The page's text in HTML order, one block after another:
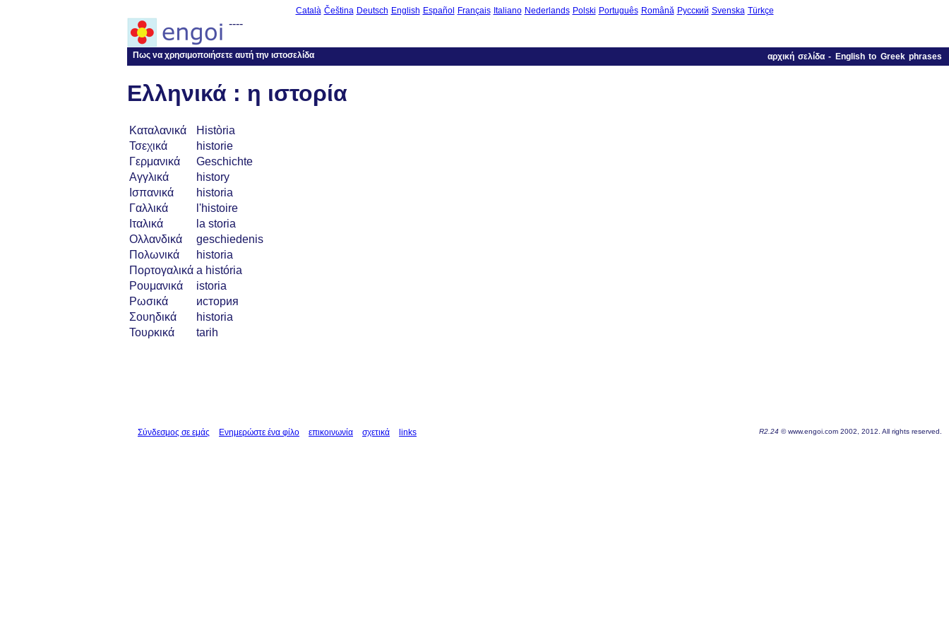
Català Čeština Deutsch English Español Français Italiano Nederlands Polski Português Română Русский Svenska Türkçe
----
Πως να χρησιμοποιήσετε αυτή την ιστοσελίδα αρχική σελίδα- English to Greek phrases
Ελληνικά : η ιστορία
Καταλανικά
Història
Τσεχικά
historie
Γερμανικά
Geschichte
Αγγλικά
history
Ισπανικά
historia
Γαλλικά
l'histoire
Ιταλικά
la storia
Ολλανδικά
geschiedenis
Πολωνικά
historia
Πορτογαλικά a história
Ρουμανικά
istoria
Ρωσικά
история
Σουηδικά
historia
Τουρκικά
tarih
Σύνδεσμος σε εμάς Ενημερώστε ένα φίλο επικοινωνία σχετικά links R2.24 © www.engoi.com 2002, 2012. All rights reserved.